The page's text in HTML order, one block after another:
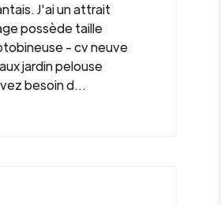
J'ai un attrait
possède taille
- cv neuve
jardin pelouse
besoin d...